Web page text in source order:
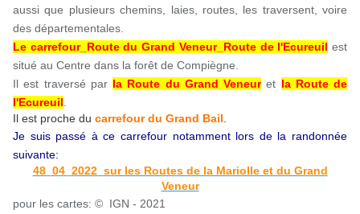
aussi que plusieurs chemins, laies, routes, les traversent, voire
des départementales.
Le carrefour_Route du Grand Veneur_Route de l'Ecureuil est
situé au Centre dans la forêt de Compiègne.
Il est traversé par la Route du Grand Veneur et la Route de
l'Ecureuil
Il est proche du carrefour du Grand Bail
Je suis passé à ce carrefour notamment lors de la randonnée
suivante:
48_04_2022_sur les Routes de la Mariolle et du Grand
Veneur
pour les cartes: © IGN - 2021